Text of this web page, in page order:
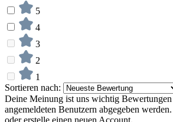
5
4
3
2
1
Sortieren nach:
Deine Meinung ist uns wichtig
angemeldeten Benutzern abgegeben
oder erstelle einen neuen Account.